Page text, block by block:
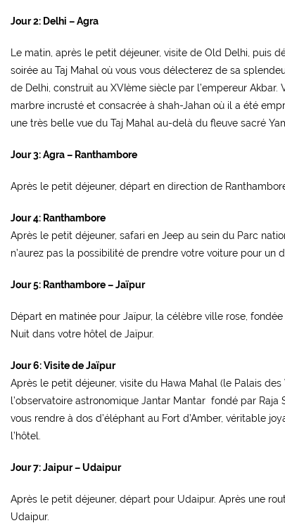
Jour 2: Delhi – Agra
Le matin, après le petit déjeuner, visite de Old Delhi, puis
soirée au Taj Mahal où vous vous délecterez de sa
de Delhi, construit au XVIème siècle par l’empereur
marbre incrusté et consacrée à shah-Jahan où il a été
une très belle vue du Taj Mahal au-delà du fleuve sacré
Jour 3: Agra – Ranthambore
Après le petit déjeuner, départ en direction de
Jour 4: Ranthambore
Après le petit déjeuner, safari en Jeep au sein du Parc
n’aurez pas la possibilité de prendre votre voiture pour un
Jour 5: Ranthambore – Jaïpur
Départ en matinée pour Jaïpur, la célèbre ville rose,
Nuit dans votre hôtel de Jaïpur.
Jour 6: Visite de Jaïpur
Après le petit déjeuner, visite du Hawa Mahal (le Palais
l’observatoire astronomique Jantar Mantar fondé par Raja
vous rendre à dos d’éléphant au Fort d’Amber, véritable
l’hôtel.
Jour 7: Jaipur –Udaipur
Après le petit déjeuner, départ pour Udaipur. Après une
Udaipur.